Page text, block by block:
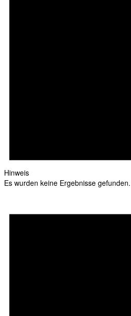
Hinweis
Es wurden keine Ergebnisse gefunden.